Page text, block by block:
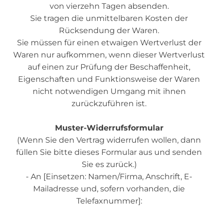
von vierzehn Tagen absenden.
Sie tragen die unmittelbaren Kosten der
Rücksendung der Waren.
Sie müssen für einen etwaigen Wertverlust der
Waren nur aufkommen, wenn dieser Wertverlust
auf einen zur Prüfung der Beschaffenheit,
Eigenschaften und Funktionsweise der Waren
nicht notwendigen Umgang mit ihnen
zurückzuführen ist.
Muster-Widerrufsformular
(Wenn Sie den Vertrag widerrufen wollen, dann
füllen Sie bitte dieses Formular aus und senden
Sie es zurück.)
- An [Einsetzen: Namen/Firma, Anschrift, E-
Mailadresse und, sofern vorhanden, die
Telefaxnummer]: